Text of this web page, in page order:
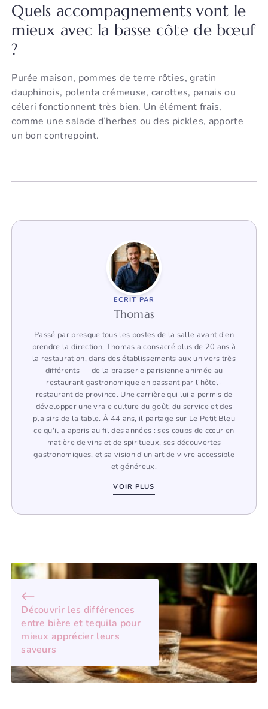
Quels accompagnements vont le
mieux avec la basse côte de bœuf
?
Purée maison, pommes de terre rôties, gratin
dauphinois, polenta crémeuse, carottes, panais ou
céleri fonctionnent très bien. Un élément frais,
comme une salade d’herbes ou des pickles, apporte
un bon contrepoint.
ECRIT PAR
Thomas
Passé par presque tous les postes de la salle avant d'en
prendre la direction, Thomas a consacré plus de 20 ans à
la restauration, dans des établissements aux univers très
différents — de la brasserie parisienne animée au
restaurant gastronomique en passant par l'hôtel-
restaurant de province. Une carrière qui lui a permis de
développer une vraie culture du goût, du service et des
plaisirs de la table. À 44 ans, il partage sur Le Petit Bleu
ce qu'il a appris au fil des années : ses coups de cœur en
matière de vins et de spiritueux, ses découvertes
gastronomiques, et sa vision d'un art de vivre accessible
et généreux.
VOIR PLUS
Découvrir les différences
entre bière et tequila pour
mieux apprécier leurs
saveurs